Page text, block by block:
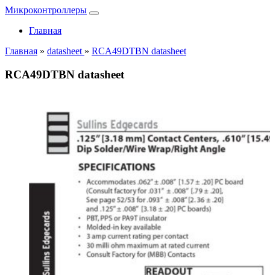
Микроконтроллеры
Главная
Главная » datasheet » RCA49DTBN datasheet
RCA49DTBN datasheet